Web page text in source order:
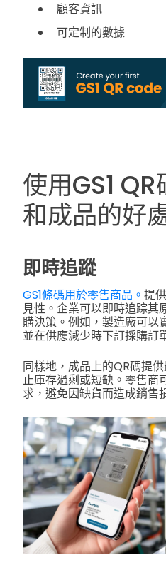
顧客資訊
可定制的數據
使用GS1
和成品的好
即時追蹤
GS1條碼用於零售商品。 提
見性。企業可以即時追踪其
購決策。例如，製造廠可以
並在供應減少時下訂採購訂
同樣地，成品上的QR碼提
止庫存過剩或短缺。零售商
求，避免因缺貨而造成銷售